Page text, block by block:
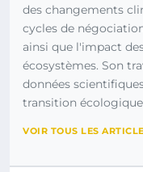
des changements
cycles de
ainsi que l'impact
écosystèmes. Son
données
transition
VOIR TOUS LES